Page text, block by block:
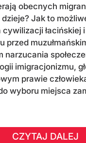
obecnych
Jak to
łacińskiej i
przed
narzucania
imigracjonizmu,
prawie
wyboru miejsca
CZYTAJ DALEJ